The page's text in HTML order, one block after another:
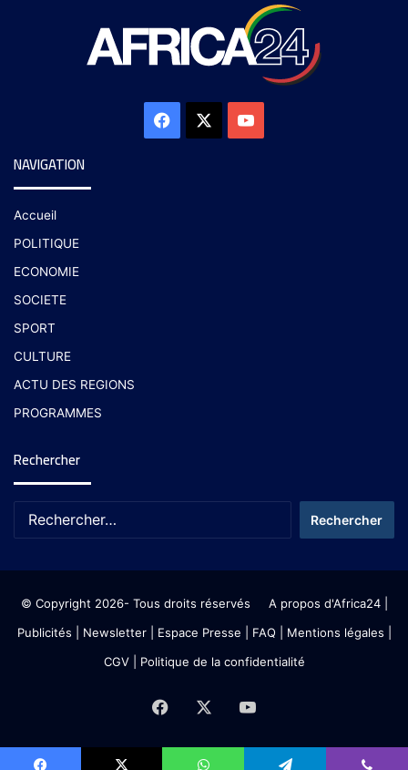
NAVIGATION
Accueil
POLITIQUE
ECONOMIE
SOCIETE
SPORT
CULTURE
ACTU DES REGIONS
PROGRAMMES
Rechercher
© Copyright 2026- Tous droits réservés A propos d'Africa24|
Publicités
Newsletter| Espace Presse | FAQ | Mentions légales
CGV| Politique de la confidentialité